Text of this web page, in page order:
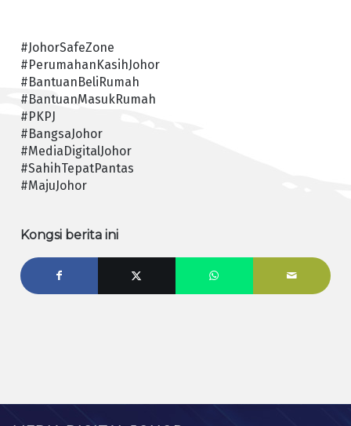
#JohorSafeZone
#PerumahanKasihJohor
#BantuanBeliRumah
#BantuanMasukRumah
#PKPJ
#BangsaJohor
#MediaDigitalJohor
#SahihTepatPantas
#MajuJohor
Kongsi berita ini